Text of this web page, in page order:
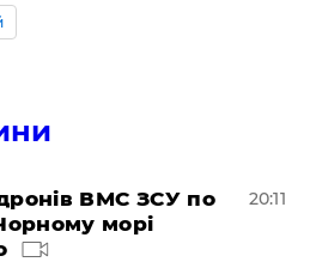
ВМС ЗСУ по
морі
20:11